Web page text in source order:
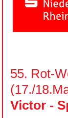
55. Rot-
(17./
Victor -